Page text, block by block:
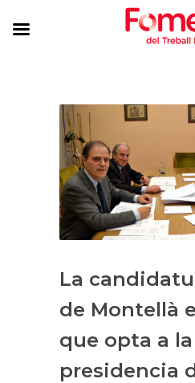
La
de Montellà
que opta a la
presidencia